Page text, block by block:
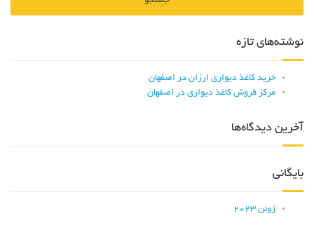
نوشته‌های تازه
خرید کاغذ دیواری ارزان در اصفهان
مرکز فروش کاغذ دیواری در اصفهان
آخرین دیدگاه‌ها
بایگانی
ژوئن 2023